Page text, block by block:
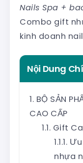
Nails Spa +
Combo gift
kinh doanh
Nội Dung
BỘ SẢN
CAO CẤP
Gift
nhựa